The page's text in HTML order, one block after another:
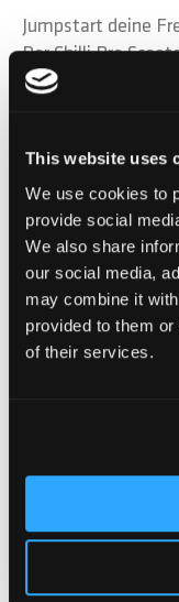
This website uses
We use cookies to
provide social
We also share
our social media,
may combine it
provided to them
of their services.
Jumpstart deine
Der Chilli Pro
Eintrittskarte in
auf dich gerichtet
startest oder in
zwei Grössen
für ehrgeizige
Gesamthöhe von
verfügt über eine
cm breites Deck -
Suche nach
Höhe und einem
Gewicht bei 3.6
einfachen
ultimativen Grip